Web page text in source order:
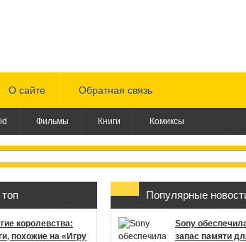
О сайте Обратная связь
Фильмы Книги Комиксы
королевства:
похожие на «Игру
Популярные
Sony
запас памяти